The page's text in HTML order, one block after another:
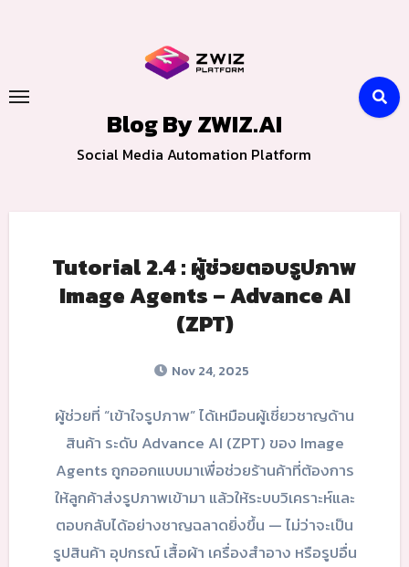
Blog By ZWIZ.AI
Social Media Automation Platform
Tutorial 2.4 : ผู้ช่วยตอบรูปภาพ
Image Agents – Advance AI
(ZPT)
Nov 24, 2025
ผู้ช่วยที่ “เข้าใจรูปภาพ” ได้เหมือนผู้เชี่ยวชาญด้าน
สินค้า ระดับ Advance AI (ZPT) ของ Image
Agents ถูกออกแบบมาเพื่อช่วยร้านค้าที่ต้องการ
ให้ลูกค้าส่งรูปภาพเข้ามา แล้วให้ระบบวิเคราะห์และ
ตอบกลับได้อย่างชาญฉลาดยิ่งขึ้น — ไม่ว่าจะเป็น
รูปสินค้า อุปกรณ์ เสื้อผ้า เครื่องสำอาง หรือรูปอื่น